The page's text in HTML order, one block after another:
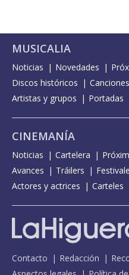
MUSICALIA
Noticias Novedades
Discos históricos
Canciones
Artistas y grupos
Portadas
CINEMANÍA
Noticias Cartelera
Avances
Tráilers
Actores y actrices
Carteles
Contacto Redacción